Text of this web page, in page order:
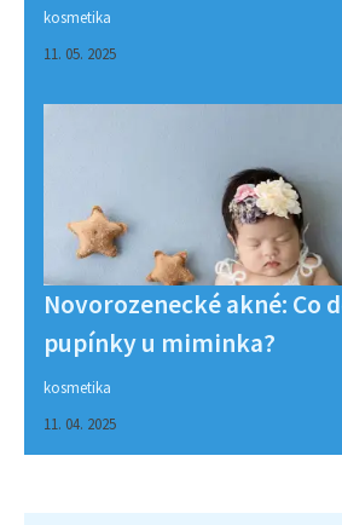
kosmetika
11. 05. 2025
Novorozenecké akné: Co
pupínky u miminka?
kosmetika
11. 04. 2025